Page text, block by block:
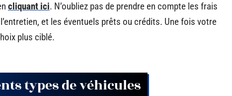
cliquant ici. N’oubliez pas de prendre en compte les frais
et les éventuels prêts ou crédits. Une fois votre
plus ciblé.
types de véhicules